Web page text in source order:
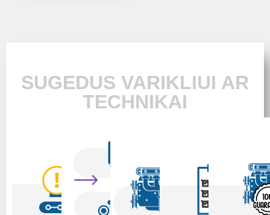
SUGEDUS VARIKLIUI AR
TECHNIKAI